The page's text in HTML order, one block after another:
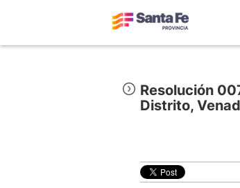
Resolución
Distrito,